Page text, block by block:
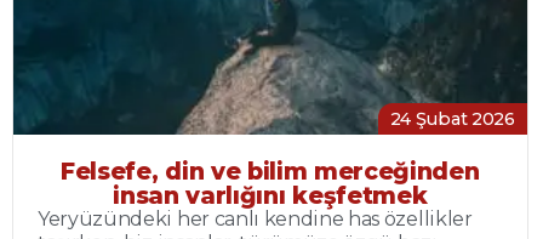
24 Şubat 2026
Felsefe, din ve bilim merceğinden
insan varlığını keşfetmek
Yeryüzündeki her canlı kendine has özellikler